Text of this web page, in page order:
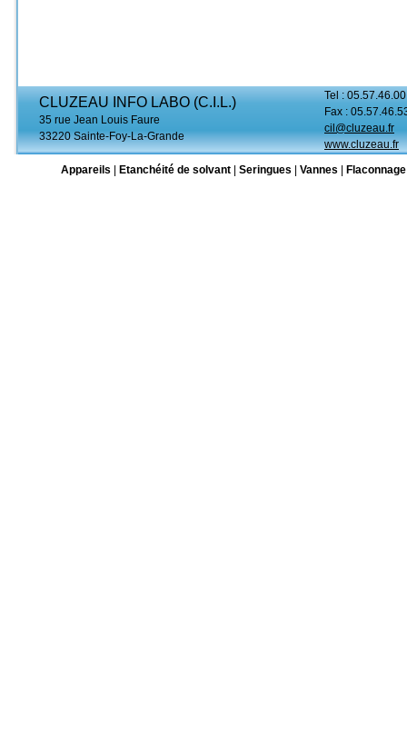
CLUZEAU INFO LABO (C.I.L.)
35 rue Jean Louis Faure
33220 Sainte-Foy-La-Grande
Tel :
Fax :
cil@cluzeau.fr
www.cluzeau.fr
Appareils
Etanchéité de solvant Seringues Vannes Flaconnage